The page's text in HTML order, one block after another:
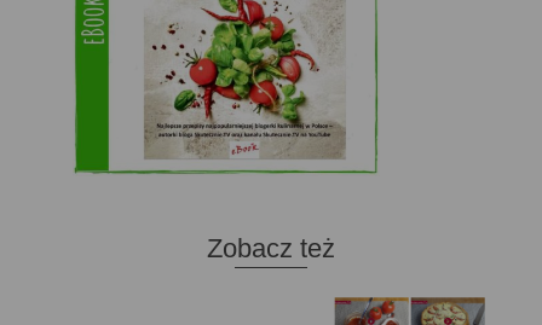
Zobacz też